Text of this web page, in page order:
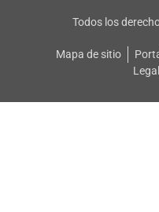
Todos los
Mapa de sitio